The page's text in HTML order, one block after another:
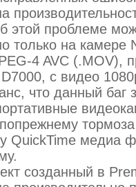
этой проблеме
только на
4 AVC (.MOV),
с видео
что данный баг
QuickTime медиа
созданный в